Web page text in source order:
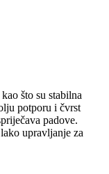
što su stabilna
potporu i čvrst
padove.
upravljanje za